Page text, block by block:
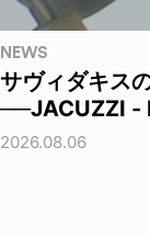
NEWS
サヴィダキス
──JACUZZI -
2026.08.06